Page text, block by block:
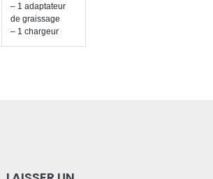
– 1 adaptateur
de graissage
– 1 chargeur